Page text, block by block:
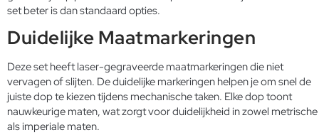
set beter is dan standaard opties.
Duidelijke Maatmarkeringen
Deze set heeft laser-gegraveerde maatmarkeringen die niet
vervagen of slijten. De duidelijke markeringen helpen je om snel de
juiste dop te kiezen tijdens mechanische taken. Elke dop toont
nauwkeurige maten, wat zorgt voor duidelijkheid in zowel metrische
als imperiale maten.